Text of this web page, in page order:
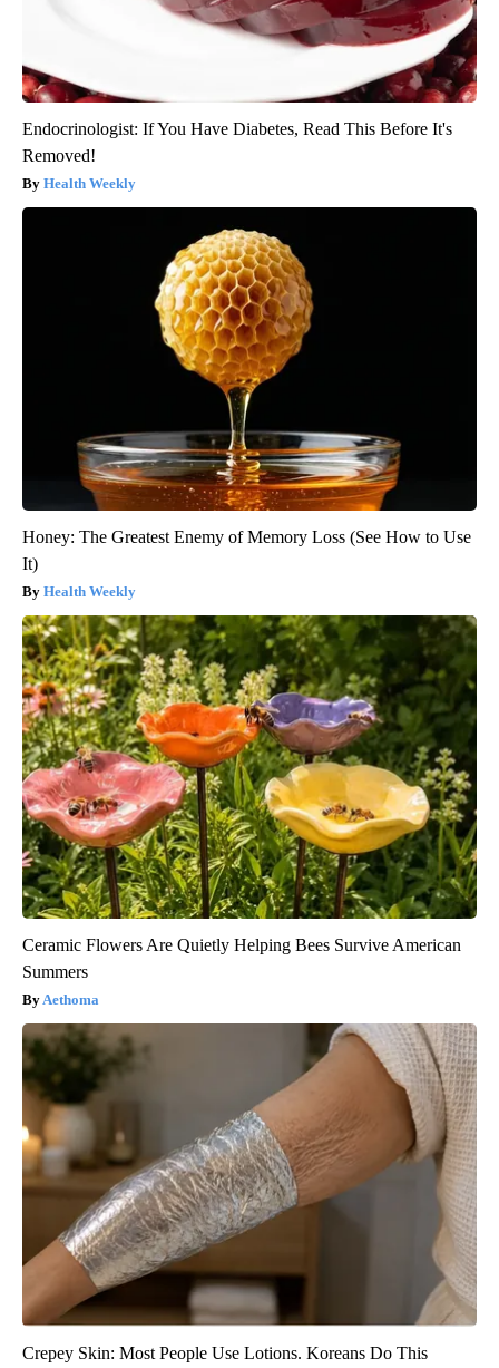
Endocrinologist: If You Have Diabetes, Read This Before It's
Removed!
Health Weekly
Honey: The Greatest Enemy of Memory Loss (See How to Use
It)
Health Weekly
Ceramic Flowers Are Quietly Helping Bees Survive American
Summers
Aethoma
Crepey Skin: Most People Use Lotions. Koreans Do This